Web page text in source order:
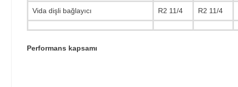
Vida dişli bağlayıcı R2 11/4 R2 11/4
Performans kapsamı